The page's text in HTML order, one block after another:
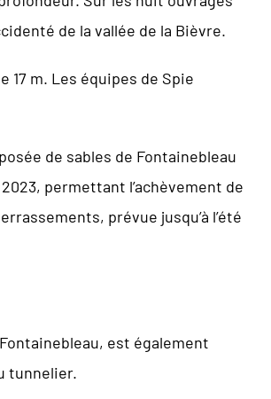
de la vallée de la Bièvre.
m. Les équipes de Spie
de sables de Fontainebleau
permettant l’achèvement de
prévue jusqu’à l’été
est également
tunnelier.